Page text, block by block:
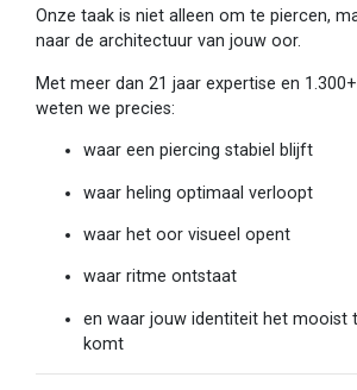
Onze taak is niet alleen om te piercen,
naar de architectuur van jouw oor.
Met meer dan 21 jaar expertise en
weten we precies:
waar een piercing stabiel blijft
waar heling optimaal verloopt
waar het oor visueel opent
waar ritme ontstaat
en waar jouw identiteit het mooist
komt